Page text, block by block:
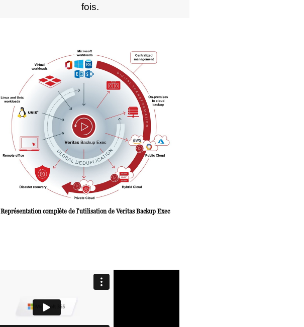
fois.
Représentation complète de l'utilisation de Veritas Backup Exec